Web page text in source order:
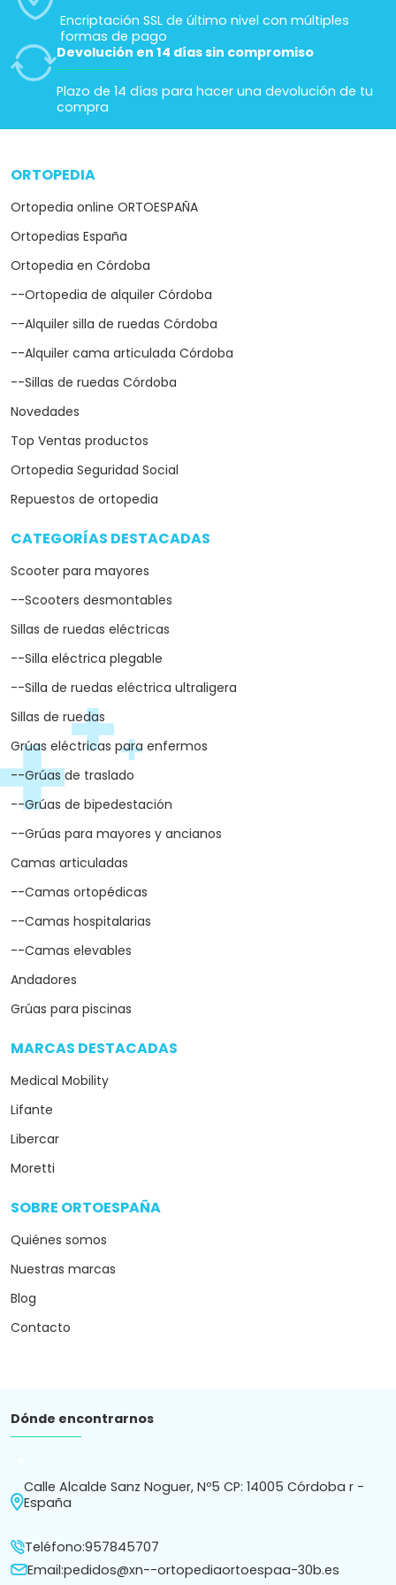
Encriptación SSL de último nivel con múltiples
formas de pago
Devolución en 14 días sin compromiso
Plazo de 14 días para hacer una devolución de tu
compra
ORTOPEDIA
Ortopedia online ORTOESPAÑA
Ortopedias España
Ortopedia en Córdoba
--Ortopedia de alquiler Córdoba
--Alquiler silla de ruedas Córdoba
--Alquiler cama articulada Córdoba
--Sillas de ruedas Córdoba
Novedades
Top Ventas productos
Ortopedia Seguridad Social
Repuestos de ortopedia
CATEGORÍAS DESTACADAS
Scooter para mayores
--Scooters desmontables
Sillas de ruedas eléctricas
--Silla eléctrica plegable
--Silla de ruedas eléctrica ultraligera
Sillas de ruedas
Grúas eléctricas para enfermos
--Grúas de traslado
--Grúas de bipedestación
--Grúas para mayores y ancianos
Camas articuladas
--Camas ortopédicas
--Camas hospitalarias
--Camas elevables
Andadores
Grúas para piscinas
MARCAS DESTACADAS
Medical Mobility
Lifante
Libercar
Moretti
SOBRE ORTOESPAÑA
Quiénes somos
Nuestras marcas
Blog
Contacto
Dónde encontrarnos
Calle Alcalde Sanz Noguer, Nº5 CP: 14005 Córdoba r -
España
Teléfono:957845707
Email:pedidos@xn--ortopediaortoespaa-30b.es